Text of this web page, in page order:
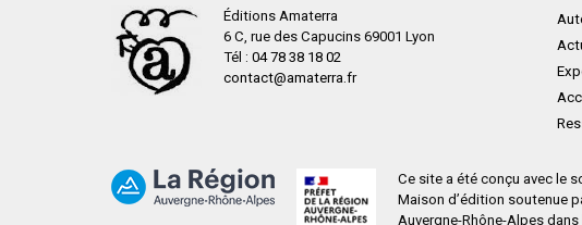
Éditions Amaterra
6 C, rue des Capucins 69001 Lyon
Tél : 04 78 38 18 02
contact@amaterra.fr
Ce site a été conçu avec le
Maison d’édition soutenue
Auvergne-Rhône-Alpes